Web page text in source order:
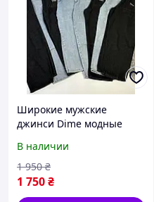
Широкие мужские
джинси Dime модные
дайм
В наличии
1 750₴
1 950 ₴